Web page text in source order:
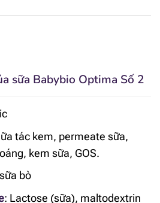
sữa Babybio Optima Số 2
tác kem, permeate sữa,
kem sữa, GOS.
bò
: Lactose (sữa), maltodextrin